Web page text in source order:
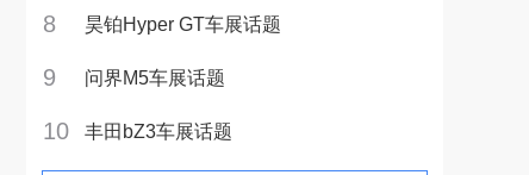
8 昊铂Hyper GT车展话题
9 问界M5车展话题
10 丰田bZ3车展话题